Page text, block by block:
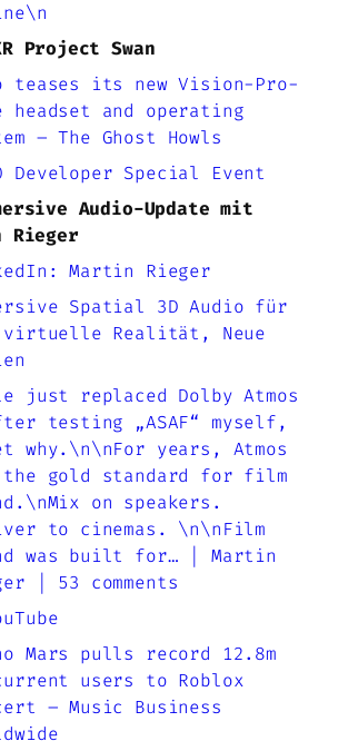
Project Swan
teases its new Vision-Pro-
and operating
– The Ghost Howls
Developer Special Event
Audio-Update mit
Rieger
Martin Rieger
Spatial 3D Audio für
virtuelle Realität, Neue
just replaced Dolby Atmos
testing „ASAF“ myself,
why.\n\nFor years, Atmos
the gold standard for film
on speakers.
to cinemas. \n\nFilm
was built for… | Martin
| 53 comments
Mars pulls record 12.8m
users to Roblox
– Music Business